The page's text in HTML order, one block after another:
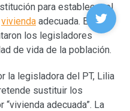
para establecer el
vivienda adecuada. El
los legisladores
de vida de la población.
la legisladora del PT, Lilia
sustituir los
adecuada”. La